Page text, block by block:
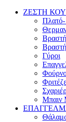
ΖΕΣΤΗ
Πλατό-
Γύροι
Μπαιν